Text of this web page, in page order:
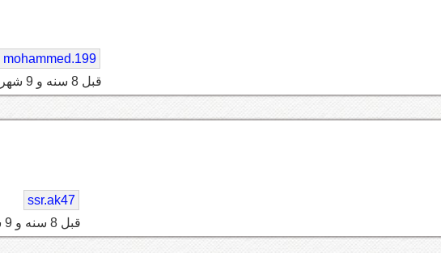
mohammed.199
قبل 8 سنه و 9 شهر
ssr.ak47
قبل 8 سنه و 9 شهر